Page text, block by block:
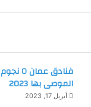
فنادق عمان ٥ نجوم
الموصى بها 2023
أبريل 17, 2023